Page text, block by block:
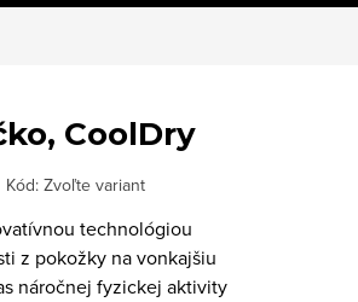
CoolDry
Kód: Zvoľte variant
technológiou
z pokožky na vonkajšiu
náročnej fyzickej aktivity